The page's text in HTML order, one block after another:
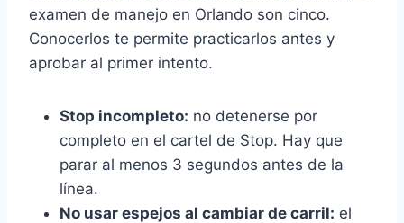
examen de manejo en Orlando son cinco.
Conocerlos te permite practicarlos antes y
aprobar al primer intento.
Stop incompleto: no detenerse por
completo en el cartel de Stop. Hay que
parar al menos 3 segundos antes de la
línea.
No usar espejos al cambiar de carril: el